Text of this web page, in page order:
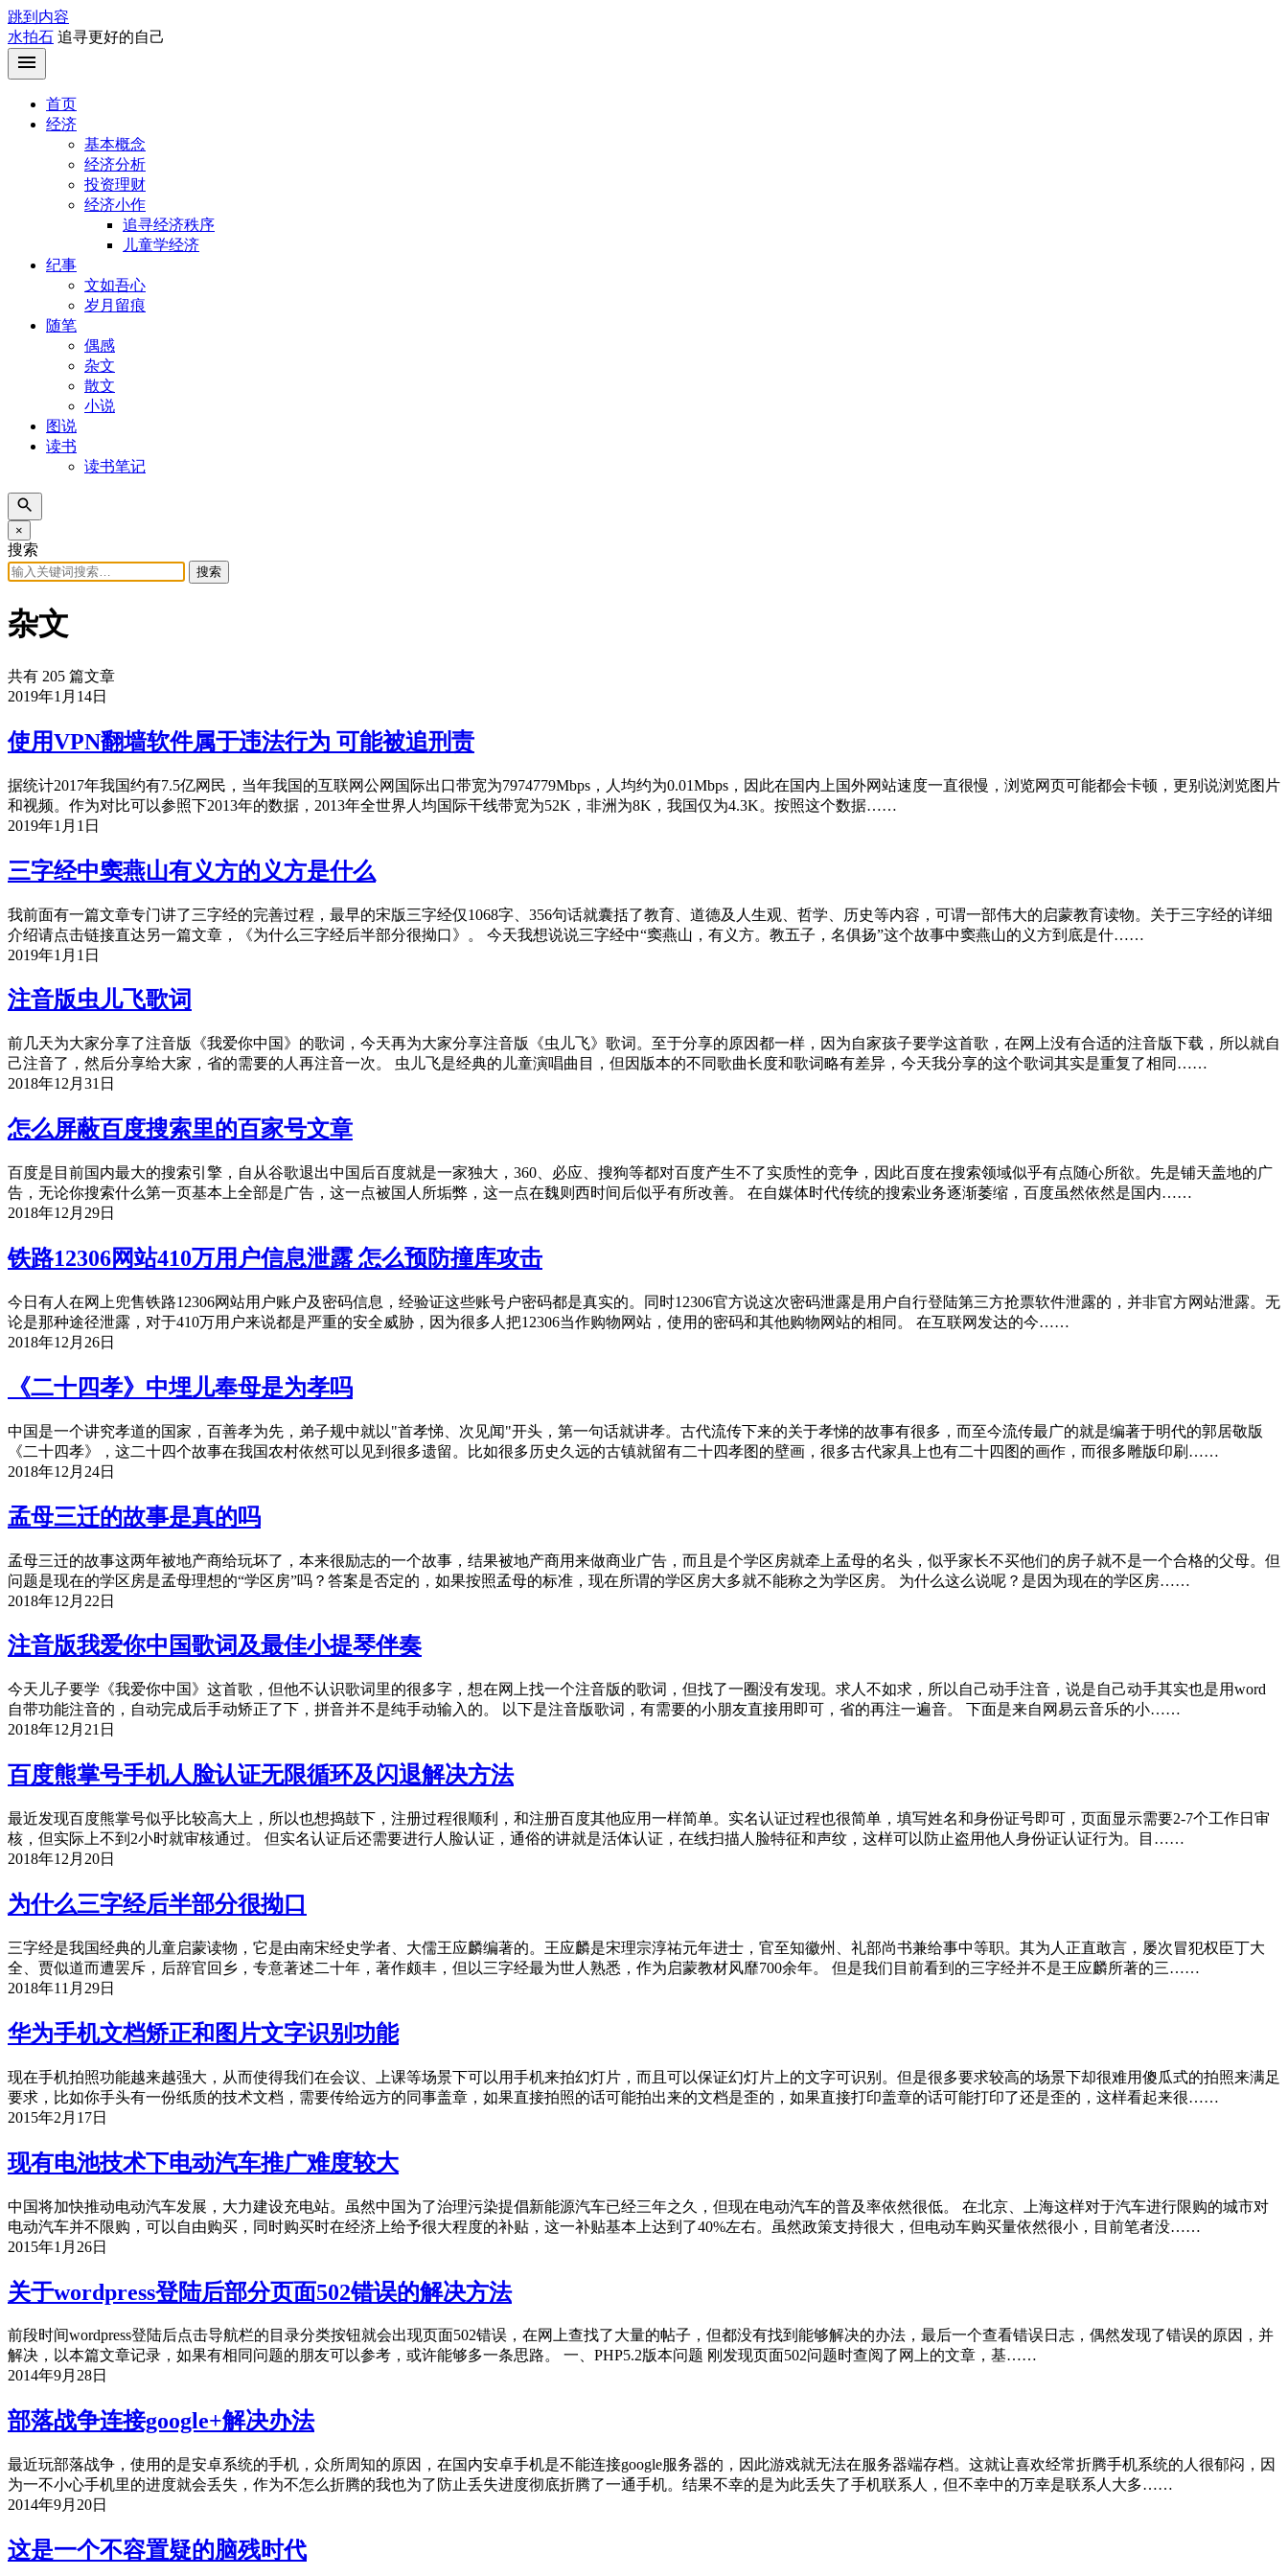
跳到内容
水拍石 追寻更好的自己
首页
经济
基本概念
经济分析
投资理财
经济小作
追寻经济秩序
儿童学经济
纪事
文如吾心
岁月留痕
随笔
偶感
杂文
散文
小说
图说
读书
读书笔记
×
搜索
搜索
杂文
共有 205 篇文章
2019年1月14日
使用VPN翻墙软件属于违法行为 可能被追刑责
据统计2017年我国约有7.5亿网民，当年我国的互联网公网国际出口带宽为7974779Mbps，人均约为0.01Mbps，因此在国内上国外网站速度一直很慢，浏览网页可能都会卡顿，更别说浏览图片
和视频。作为对比可以参照下2013年的数据，2013年全世界人均国际干线带宽为52K，非洲为8K，我国仅为4.3K。按照这个数据……
2019年1月1日
三字经中窦燕山有义方的义方是什么
我前面有一篇文章专门讲了三字经的完善过程，最早的宋版三字经仅1068字、356句话就囊括了教育、道德及人生观、哲学、历史等内容，可谓一部伟大的启蒙教育读物。关于三字经的详细
介绍请点击链接直达另一篇文章，《为什么三字经后半部分很拗口》。 今天我想说说三字经中“窦燕山，有义方。教五子，名俱扬”这个故事中窦燕山的义方到底是什……
2019年1月1日
注音版虫儿飞歌词
前几天为大家分享了注音版《我爱你中国》的歌词，今天再为大家分享注音版《虫儿飞》歌词。至于分享的原因都一样，因为自家孩子要学这首歌，在网上没有合适的注音版下载，所以就自
己注音了，然后分享给大家，省的需要的人再注音一次。 虫儿飞是经典的儿童演唱曲目，但因版本的不同歌曲长度和歌词略有差异，今天我分享的这个歌词其实是重复了相同……
2018年12月31日
怎么屏蔽百度搜索里的百家号文章
百度是目前国内最大的搜索引擎，自从谷歌退出中国后百度就是一家独大，360、必应、搜狗等都对百度产生不了实质性的竞争，因此百度在搜索领域似乎有点随心所欲。先是铺天盖地的广
告，无论你搜索什么第一页基本上全部是广告，这一点被国人所垢弊，这一点在魏则西时间后似乎有所改善。 在自媒体时代传统的搜索业务逐渐萎缩，百度虽然依然是国内……
2018年12月29日
铁路12306网站410万用户信息泄露 怎么预防撞库攻击
今日有人在网上兜售铁路12306网站用户账户及密码信息，经验证这些账号户密码都是真实的。同时12306官方说这次密码泄露是用户自行登陆第三方抢票软件泄露的，并非官方网站泄露。无
论是那种途径泄露，对于410万用户来说都是严重的安全威胁，因为很多人把12306当作购物网站，使用的密码和其他购物网站的相同。 在互联网发达的今……
2018年12月26日
《二十四孝》中埋儿奉母是为孝吗
中国是一个讲究孝道的国家，百善孝为先，弟子规中就以"首孝悌、次见闻"开头，第一句话就讲孝。古代流传下来的关于孝悌的故事有很多，而至今流传最广的就是编著于明代的郭居敬版
《二十四孝》，这二十四个故事在我国农村依然可以见到很多遗留。比如很多历史久远的古镇就留有二十四孝图的壁画，很多古代家具上也有二十四图的画作，而很多雕版印刷……
2018年12月24日
孟母三迁的故事是真的吗
孟母三迁的故事这两年被地产商给玩坏了，本来很励志的一个故事，结果被地产商用来做商业广告，而且是个学区房就牵上孟母的名头，似乎家长不买他们的房子就不是一个合格的父母。但
问题是现在的学区房是孟母理想的“学区房”吗？答案是否定的，如果按照孟母的标准，现在所谓的学区房大多就不能称之为学区房。 为什么这么说呢？是因为现在的学区房……
2018年12月22日
注音版我爱你中国歌词及最佳小提琴伴奏
今天儿子要学《我爱你中国》这首歌，但他不认识歌词里的很多字，想在网上找一个注音版的歌词，但找了一圈没有发现。求人不如求，所以自己动手注音，说是自己动手其实也是用word
自带功能注音的，自动完成后手动矫正了下，拼音并不是纯手动输入的。 以下是注音版歌词，有需要的小朋友直接用即可，省的再注一遍音。 下面是来自网易云音乐的小……
2018年12月21日
百度熊掌号手机人脸认证无限循环及闪退解决方法
最近发现百度熊掌号似乎比较高大上，所以也想捣鼓下，注册过程很顺利，和注册百度其他应用一样简单。实名认证过程也很简单，填写姓名和身份证号即可，页面显示需要2-7个工作日审
核，但实际上不到2小时就审核通过。 但实名认证后还需要进行人脸认证，通俗的讲就是活体认证，在线扫描人脸特征和声纹，这样可以防止盗用他人身份证认证行为。目……
2018年12月20日
为什么三字经后半部分很拗口
三字经是我国经典的儿童启蒙读物，它是由南宋经史学者、大儒王应麟编著的。王应麟是宋理宗淳祐元年进士，官至知徽州、礼部尚书兼给事中等职。其为人正直敢言，屡次冒犯权臣丁大
全、贾似道而遭罢斥，后辞官回乡，专意著述二十年，著作颇丰，但以三字经最为世人熟悉，作为启蒙教材风靡700余年。 但是我们目前看到的三字经并不是王应麟所著的三……
2018年11月29日
华为手机文档矫正和图片文字识别功能
现在手机拍照功能越来越强大，从而使得我们在会议、上课等场景下可以用手机来拍幻灯片，而且可以保证幻灯片上的文字可识别。但是很多要求较高的场景下却很难用傻瓜式的拍照来满足
要求，比如你手头有一份纸质的技术文档，需要传给远方的同事盖章，如果直接拍照的话可能拍出来的文档是歪的，如果直接打印盖章的话可能打印了还是歪的，这样看起来很……
2015年2月17日
现有电池技术下电动汽车推广难度较大
中国将加快推动电动汽车发展，大力建设充电站。虽然中国为了治理污染提倡新能源汽车已经三年之久，但现在电动汽车的普及率依然很低。 在北京、上海这样对于汽车进行限购的城市对
电动汽车并不限购，可以自由购买，同时购买时在经济上给予很大程度的补贴，这一补贴基本上达到了40%左右。虽然政策支持很大，但电动车购买量依然很小，目前笔者没……
2015年1月26日
关于wordpress登陆后部分页面502错误的解决方法
前段时间wordpress登陆后点击导航栏的目录分类按钮就会出现页面502错误，在网上查找了大量的帖子，但都没有找到能够解决的办法，最后一个查看错误日志，偶然发现了错误的原因，并
解决，以本篇文章记录，如果有相同问题的朋友可以参考，或许能够多一条思路。 一、PHP5.2版本问题 刚发现页面502问题时查阅了网上的文章，基……
2014年9月28日
部落战争连接google+解决办法
最近玩部落战争，使用的是安卓系统的手机，众所周知的原因，在国内安卓手机是不能连接google服务器的，因此游戏就无法在服务器端存档。这就让喜欢经常折腾手机系统的人很郁闷，因
为一不小心手机里的进度就会丢失，作为不怎么折腾的我也为了防止丢失进度彻底折腾了一通手机。结果不幸的是为此丢失了手机联系人，但不幸中的万幸是联系人大多……
2014年9月20日
这是一个不容置疑的脑残时代